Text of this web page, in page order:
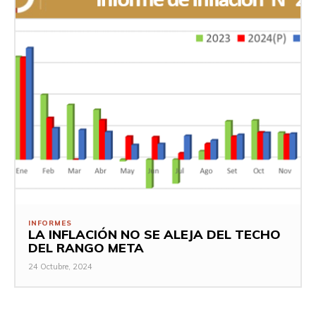
INFORMES
LA INFLACIÓN NO SE ALEJA DEL TECHO
DEL RANGO META
24 Octubre, 2024